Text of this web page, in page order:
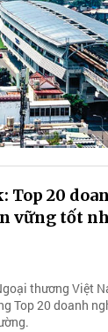
Top 20
vững tốt
thương Việt
Top 20 doanh